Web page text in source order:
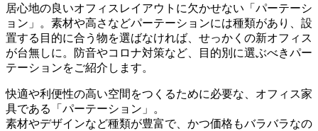
居心地の良いオフィスレイアウトに欠かせない「パーテーシ
ョン」。素材や高さなどパーテーションには種類があり、設
置する目的に合う物を選ばなければ、せっかくの新オフィス
が台無しに。防音やコロナ対策など、目的別に選ぶべきパー
テーションをご紹介します。
快適や利便性の高い空間をつくるために必要な、オフィス家
具である
「パーテーション」
。
素材やデザインなど種類が豊富で、かつ価格もバラバラなの